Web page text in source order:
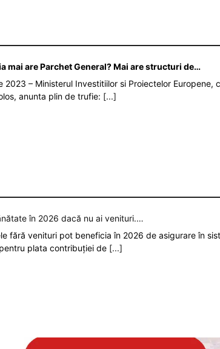
mai are Parchet General? Mai are structuri de…
2023 – Ministerul Investitiilor si Proiectelor
anunta plin de trufie: [...]
în 2026 dacă nu ai venituri.…
fără venituri pot beneficia în 2026 de asigurare în
plata contribuției de [...]